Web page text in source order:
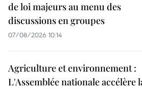
de loi majeurs au menu des
discussions en groupes
07/08/2026 10:14
Agriculture et environnement :
L'Assemblée nationale accélère